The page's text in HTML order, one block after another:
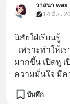
วาสนา was
14 มิ.ย.
นิสัยใฝ่เรียนรู้
มากขึ้น เปิดหู เ
ความมั่นใจ มีค
บันทึก